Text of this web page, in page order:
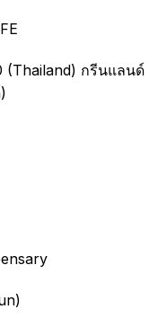
(Thailand) กรีนแลนด์